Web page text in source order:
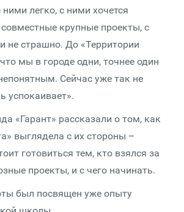
легко, с ними хочется
крупные проекты, с
не страшно. До «Территории
мы в городе одни, точнее один
Сейчас уже так не
успокаивает».
«Гарант» рассказали о том, как
выглядела с их стороны –
готовиться тем, кто взялся за
проекты, и с чего начинать.
был посвящен уже опыту